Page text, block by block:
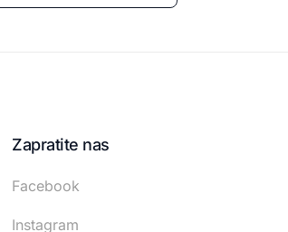
Zapratite nas
Facebook
Instagram